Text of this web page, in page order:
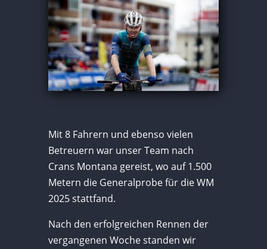
Mit 8 Fahrern und ebenso vielen
Betreuern war unser Team nach
Crans Montana gereist, wo auf 1.500
Metern die Generalprobe für die WM
2025 stattfand.
Nach den erfolgreichen Rennen der
vergangenen Woche standen wir